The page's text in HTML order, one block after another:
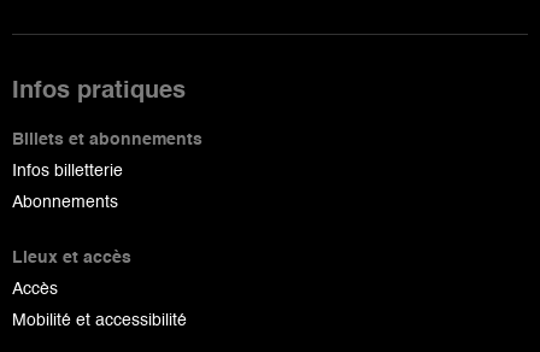
Infos pratiques
Billets et abonnements
Infos billetterie
Abonnements
Lieux et accès
Accès
Mobilité et accessibilité